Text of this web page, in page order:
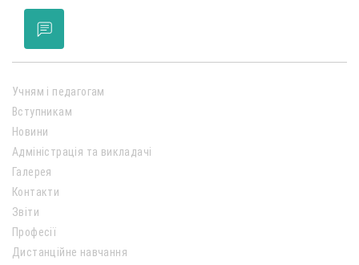
Учням і педагогам
Вступникам
Новини
Адміністрація та викладачі
Галерея
Контакти
Звіти
Професії
Дистанційне навчання